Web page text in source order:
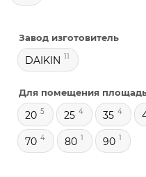
Завод изготовитель
DAIKIN 11
Для помещения
20 5 25 4 35 4
70 4 80 1 90 1